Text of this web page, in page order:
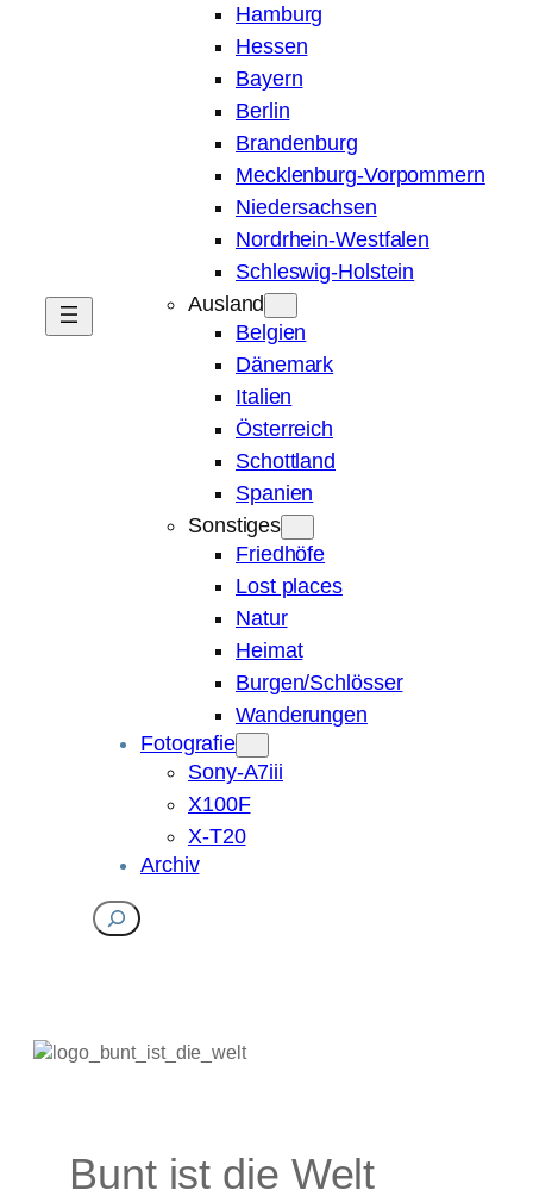
Hamburg
Hessen
Bayern
Berlin
Brandenburg
Mecklenburg-Vorpommern
Niedersachsen
Nordrhein-Westfalen
Schleswig-Holstein
Ausland
Belgien
Dänemark
Italien
Österreich
Schottland
Spanien
Sonstiges
Friedhöfe
Lost places
Natur
Heimat
Burgen/Schlösser
Wanderungen
Fotografie
Sony-A7iii
X100F
X-T20
Archiv
Suchen
Bunt ist die Welt